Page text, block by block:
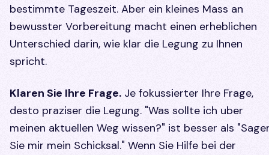
bestimmte Tageszeit. Aber ein kleines Mass an
bewusster Vorbereitung macht einen erheblichen
Unterschied darin, wie klar die Legung zu Ihnen
spricht.
Klaren Sie Ihre Frage. Je fokussierter Ihre Frage,
desto praziser die Legung. "Was sollte ich uber
meinen aktuellen Weg wissen?" ist besser als
Sie mir mein Schicksal." Wenn Sie Hilfe bei der